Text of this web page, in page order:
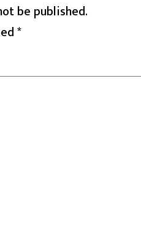
be published.
*